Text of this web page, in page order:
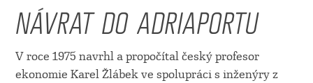
NÁVRAT DO ADRIAPORTU
V roce 1975 navrhl a propočítal český profesor
ekonomie Karel Žlábek ve spolupráci s inženýry z